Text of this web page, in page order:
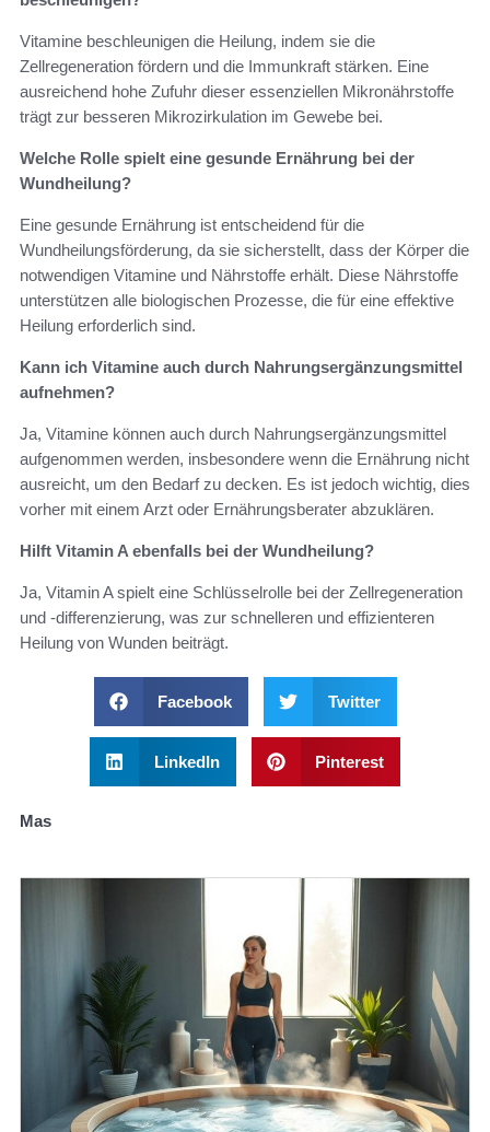
Vitamine beschleunigen die Heilung, indem sie die
Zellregeneration fördern und die Immunkraft stärken. Eine
ausreichend hohe Zufuhr dieser essenziellen Mikronährstoffe
trägt zur besseren Mikrozirkulation im Gewebe bei.
Welche Rolle spielt eine gesunde Ernährung bei der
Wundheilung?
Eine gesunde Ernährung ist entscheidend für die
Wundheilungsförderung, da sie sicherstellt, dass der Körper die
notwendigen Vitamine und Nährstoffe erhält. Diese Nährstoffe
unterstützen alle biologischen Prozesse, die für eine effektive
Heilung erforderlich sind.
Kann ich Vitamine auch durch Nahrungsergänzungsmittel
aufnehmen?
Ja, Vitamine können auch durch Nahrungsergänzungsmittel
aufgenommen werden, insbesondere wenn die Ernährung nicht
ausreicht, um den Bedarf zu decken. Es ist jedoch wichtig, dies
vorher mit einem Arzt oder Ernährungsberater abzuklären.
Hilft Vitamin A ebenfalls bei der Wundheilung?
Ja, Vitamin A spielt eine Schlüsselrolle bei der Zellregeneration
und -differenzierung, was zur schnelleren und effizienteren
Heilung von Wunden beiträgt.
Facebook Twitter
LinkedIn Pinterest
Mas